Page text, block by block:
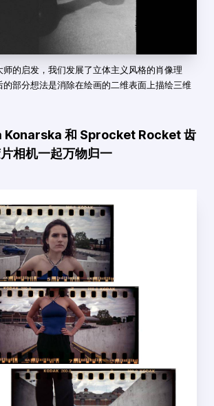
的启发，我们发展了立体主义风格的肖像理
部分想法是消除在绘画的二维表面上描绘三维
Konarska 和 Sprocket Rocket 齿
相机一起万物归一